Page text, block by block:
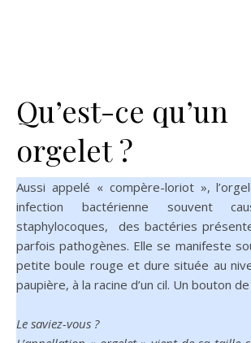
Qu’est-ce qu’un
orgelet ?
Aussi appelé « compère-loriot »,
infection bactérienne souvent
staphylocoques, des bactéries
parfois pathogènes. Elle se manifeste
petite boule rouge et dure située au
paupière, à la racine d’un cil. Un bouton
Le saviez-vous ?